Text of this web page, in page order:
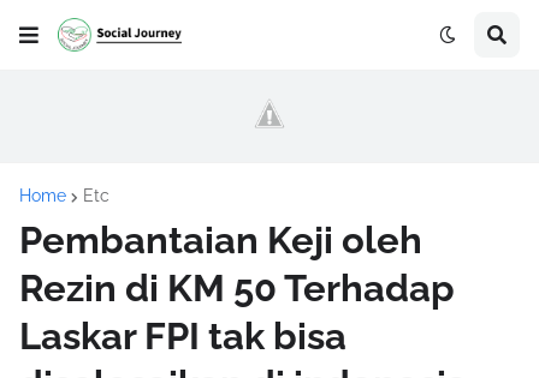
Home Etc
Pembantaian Keji oleh
Rezin di KM 50 Terhadap
Laskar FPI tak bisa